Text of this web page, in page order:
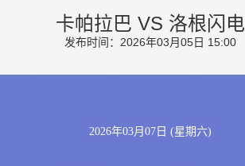
卡帕拉巴 VS 洛根闪电
发布时间：2026年03月05日 15:00
2026年03月07日 (星期六)